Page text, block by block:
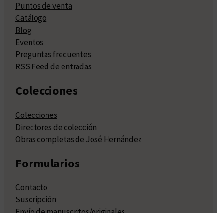
Puntos de venta
Catálogo
Blog
Eventos
Preguntas frecuentes
RSS Feed de entradas
Colecciones
Colecciones
Directores de colección
Obras completas de José Hernández
Formularios
Contacto
Suscripción